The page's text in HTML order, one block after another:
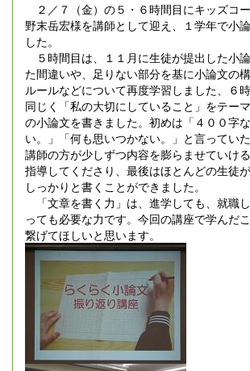
２／７（金）の５・６時間目にキッズコ
野末岳宏様を講師として迎え、１学年で小
した。
５時間目は、１１月に生徒が提出した小
た間違いや、足りない部分を基に小論文の
ルールなどについて再度学習しました、６
同じく「私の大切にしていること」をテー
の小論文を書きました。初めは「４００字
い。」「何も思いつかない。」と言っていた
講師の方が少しずつ内容を膨らませていけ
指導してくださり、最後はほとんどの生徒
しっかりと書くことができました。
「文章を書く力」は、進学しても、就職
っても必要な力です。今回の講座で学んだ
繋げてほしいと思います。